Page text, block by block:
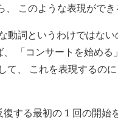
、 このような表現がで
動詞というわけではな
「コンサートを始める
て、 これを表現するの
復する最初の 1 回の開始